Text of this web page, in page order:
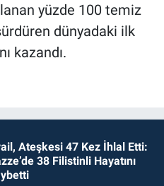
yüzde 100 temiz
dünyadaki ilk
kazandı.
Ateşkesi 47 Kez İhlal Etti:
38 Filistinli Hayatını